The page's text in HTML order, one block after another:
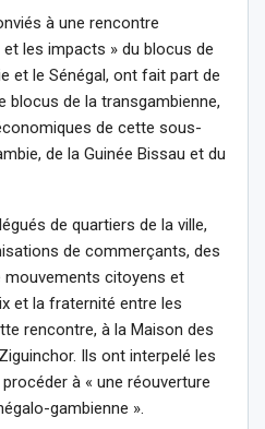
à une rencontre
et les impacts » du blocus de
et le Sénégal, ont fait part de
blocus de la transgambienne,
de cette sous-
de la Guinée Bissau et du
de quartiers de la ville,
de commerçants, des
mouvements citoyens et
et la fraternité entre les
rencontre, à la Maison des
Ils ont interpelé les
à « une réouverture
gambienne ».